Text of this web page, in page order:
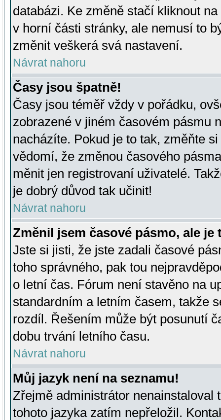
databázi. Ke změně stačí kliknout
v horní části stránky, ale nemusí to
změnit veškerá svá nastavení.
Návrat nahoru
Časy jsou špatně!
Časy jsou téměř vždy v pořádku,
zobrazené v jiném časovém pásmu
nacházíte. Pokud je to tak, změňte
vědomí, že změnou časového
měnit jen registrovaní uživatelé.
je dobrý důvod tak učinit!
Návrat nahoru
Změnil jsem časové pásmo, ale je
Jste si jisti, že jste zadali časové
toho správného, pak tou
o letní čas. Fórum není stavěno na
standardním a letním časem, takže
rozdíl. Řešením může být posunutí
dobu trvání letního času.
Návrat nahoru
Můj jazyk není na seznamu!
Zřejmě administrátor nenainstaloval
tohoto jazyka zatím nepřeložil.